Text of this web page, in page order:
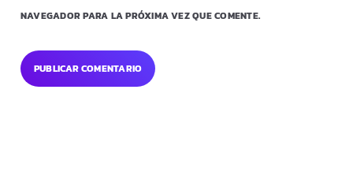
NAVEGADOR PARA LA PRÓXIMA VEZ QUE COMENTE.